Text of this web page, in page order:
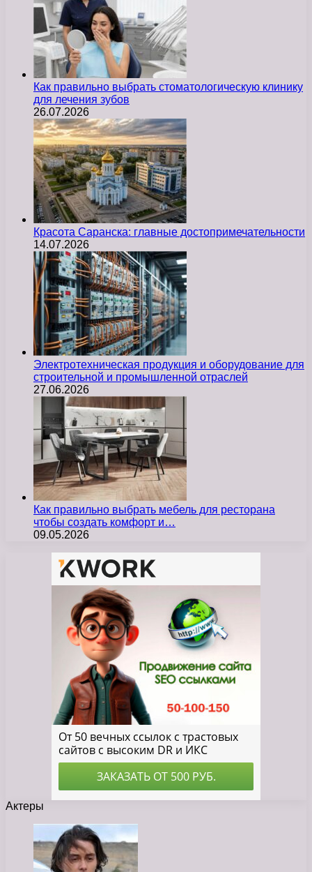
Как правильно выбрать стоматологическую клинику
для лечения зубов
26.07.2026
Красота Саранска: главные достопримечательности
14.07.2026
Электротехническая продукция и оборудование для
строительной и промышленной отраслей
27.06.2026
Как правильно выбрать мебель для ресторана
чтобы создать комфорт и…
09.05.2026
Актеры